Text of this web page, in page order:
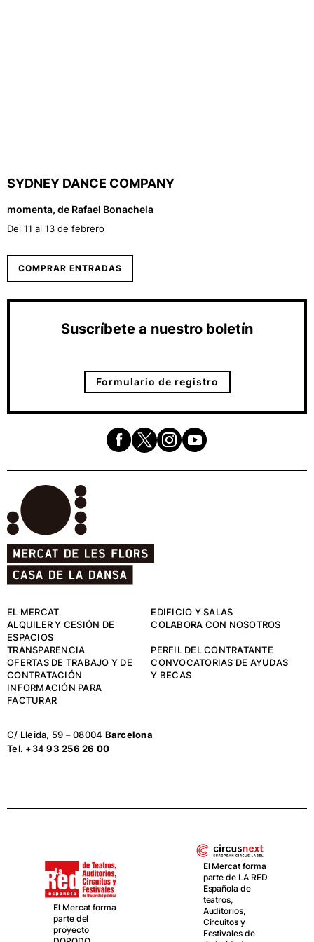
SYDNEY DANCE COMPANY
momenta, de Rafael Bonachela
Del 11 al 13 de febrero
COMPRAR ENTRADAS
Suscríbete a nuestro boletín
Formulario de registro
EL MERCAT
EDIFICIO Y SALAS
ALQUILER Y CESIÓN DE
ESPACIOS
COLABORA CON NOSOTROS
TRANSPARENCIA
PERFIL DEL CONTRATANTE
OFERTAS DE TRABAJO Y DE
CONTRATACIÓN
CONVOCATORIAS DE AYUDAS
Y BECAS
INFORMACIÓN PARA
FACTURAR
C/ Lleida, 59 – 08004 Barcelona
Tel. +3493 256 26 00
El Mercat forma
parte del
proyecto
El Mercat forma
parte de LA RED
Española de
teatros,
Auditorios,
Circuitos y
Festivales de